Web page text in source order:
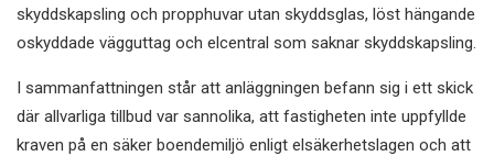
skyddskapsling och propphuvar utan skyddsglas, löst hängande
oskyddade vägguttag och elcentral som saknar skyddskapsling.
I sammanfattningen står att anläggningen befann sig i ett skick
där allvarliga tillbud var sannolika, att fastigheten inte uppfyllde
kraven på en säker boendemiljö enligt elsäkerhetslagen och att